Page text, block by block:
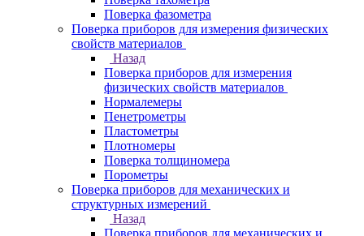
Поверка фазометра
Поверка приборов для измерения физических
свойств материалов
Назад
Поверка приборов для измерения
физических свойств материалов
Нормалемеры
Пенетрометры
Пластометры
Плотномеры
Поверка толщиномера
Порометры
Поверка приборов для механических и
структурных измерений
Назад
Поверка приборов для механических и